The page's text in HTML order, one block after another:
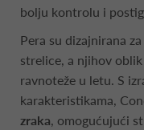
bolju kontrolu i
Pera su dizajnirana
strelice, a njihov
ravnoteže u letu. S
karakteristikama,
zraka, omogućujući